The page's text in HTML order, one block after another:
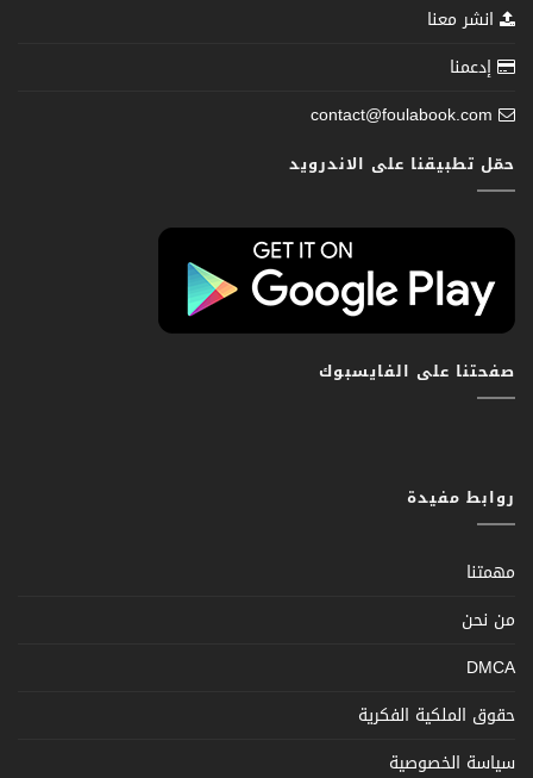
انشر معنا
إدعمنا
contact@foulabook.com
حمّل تطبيقنا على الاندرويد
صفحتنا على الفايسبوك
روابط مفيدة
مهمتنا
من نحن
DMCA
حقوق الملكية الفكرية
سياسة الخصوصية